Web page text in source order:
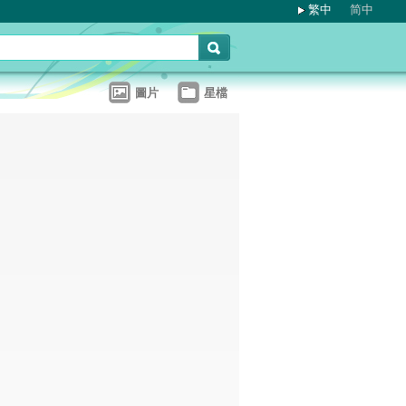
繁中 简中
圖片 星檔